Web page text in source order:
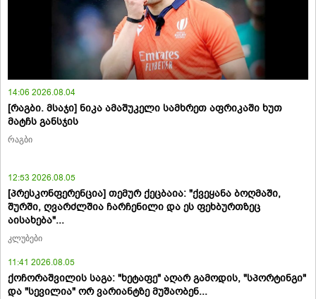
14:06 2026.08.04
[რაგბი. მსაჯი] ნიკა ამაშუკელი სამხრეთ აფრიკაში ხუთ
მატჩს განსჯის
რაგბი
12:53 2026.08.05
[პრესკონფერენცია] თემურ ქეცბაია: "ქვეყანა ბოღმაში,
შურში, ღვარძლშია ჩარჩენილი და ეს ფეხბურთზეც
აისახება"...
კლუბები
11:41 2026.08.05
ქოჩორაშვილის საგა: "ხეტაფე" აღარ გამოდის, "სპორტინგი"
და "სევილია" ორ ვარიანტზე მუშაობენ...